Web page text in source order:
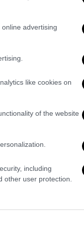
advertising
like cookies on
of the website
including
other user protection.
στον
–
στη
|
Γιάννη
5) | Boutari
στον
ωράριο